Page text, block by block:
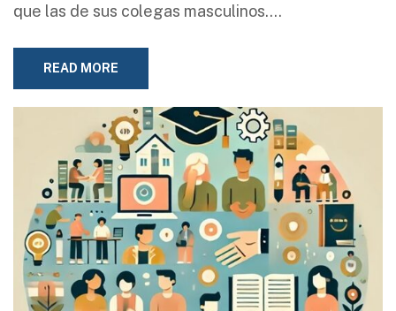
que las de sus colegas masculinos.…
READ MORE